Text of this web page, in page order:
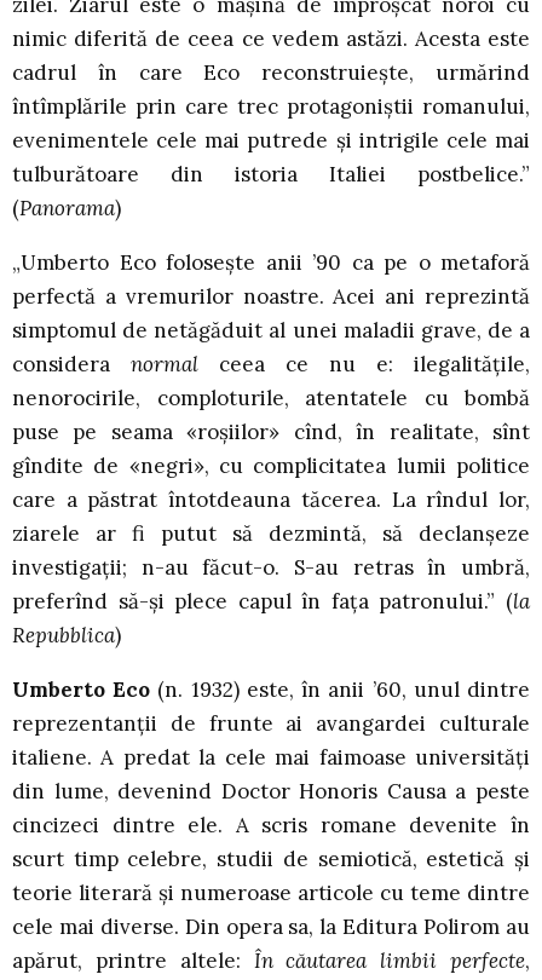
nimic diferită de ceea ce vedem astăzi. Acesta este
cadrul în care Eco reconstruieşte, urmărind
întîmplările prin care trec protagoniştii romanului,
evenimentele cele mai putrede şi intrigile cele mai
tulburătoare din istoria Italiei postbelice.”
(Panorama)
„Umberto Eco foloseşte anii ’90 ca pe o metaforă
perfectă a vremurilor noastre. Acei ani reprezintă
simptomul de netăgăduit al unei maladii grave, de a
considera normal ceea ce nu e: ilegalităţile,
nenorocirile, comploturile, atentatele cu bombă
puse pe seama «roşiilor» cînd, în realitate, sînt
gîndite de «negri», cu complicitatea lumii politice
care a păstrat întotdeauna tăcerea. La rîndul lor,
ziarele ar fi putut să dezmintă, să declanşeze
investigaţii; n-au făcut-o. S-au retras în umbră,
preferînd să-şi plece capul în faţa patronului.” (la
Repubblica)
Umberto Eco (n. 1932) este, în anii ’60, unul dintre
reprezentanţii de frunte ai avangardei culturale
italiene. A predat la cele mai faimoase universităţi
din lume, devenind Doctor Honoris Causa a peste
cincizeci dintre ele. A scris romane devenite în
scurt timp celebre, studii de semiotică, estetică şi
teorie literară şi numeroase articole cu teme dintre
cele mai diverse. Din opera sa, la Editura Polirom au
apărut, printre altele: În căutarea limbii perfecte,